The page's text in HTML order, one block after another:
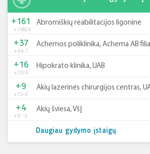
+185-24
+161 Abromiškių reabilitacijos ligoninė
+44-7
+37 Achemos poliklinika, Achema AB
+20-4
+16 Hipokrato klinika, UAB
+15-6
+9 Akių lazerinės chirurgijos centras,
+9 -5
+4 Akių šviesa, VšĮ
Daugiau gydymo įstaigų